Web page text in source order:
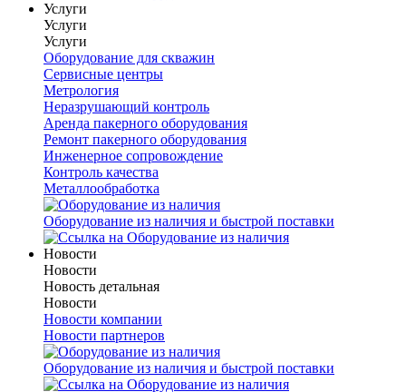
Услуги
Услуги
Услуги
Оборудование для скважин
Сервисные центры
Метрология
Неразрушающий контроль
Аренда пакерного оборудования
Ремонт пакерного оборудования
Инженерное сопровождение
Контроль качества
Металлообработка
Оборудование из наличия и быстрой поставки
Новости
Новости
Новость детальная
Новости
Новости компании
Новости партнеров
Оборудование из наличия и быстрой поставки